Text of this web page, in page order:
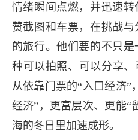
情绪瞬间点燃，并迅速
赞截图和车票，在挑战
的旅行。他们要的不只
种可以拍照、可以分享、
从依靠门票的“入口经济”
经济”，更富层次、更能“
海的冬日里加速成形。